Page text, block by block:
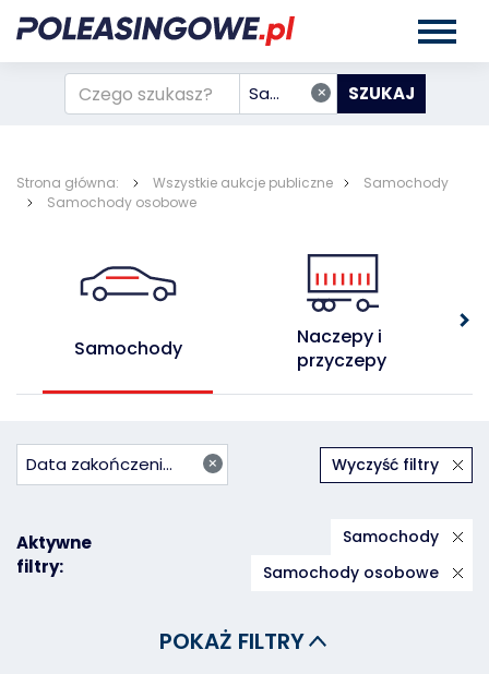
×
Samochody
Strona główna: Wszystkie aukcje publiczne
Samochody
Samochody osobowe
Samochody
Naczepy i
przyczepy
Wyczyść filtry
Aktywne
filtry:
Samochody
Samochody osobowe
×
Data zakończenia rosnąco
POKAŻ FILTRY